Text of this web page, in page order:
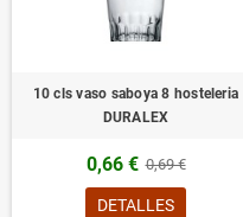
10 cls vaso saboya 8 hosteleria
DURALEX
0,66 € 0,69 €
DETALLES